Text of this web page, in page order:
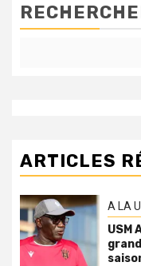
ARTICLES
A LA
USM